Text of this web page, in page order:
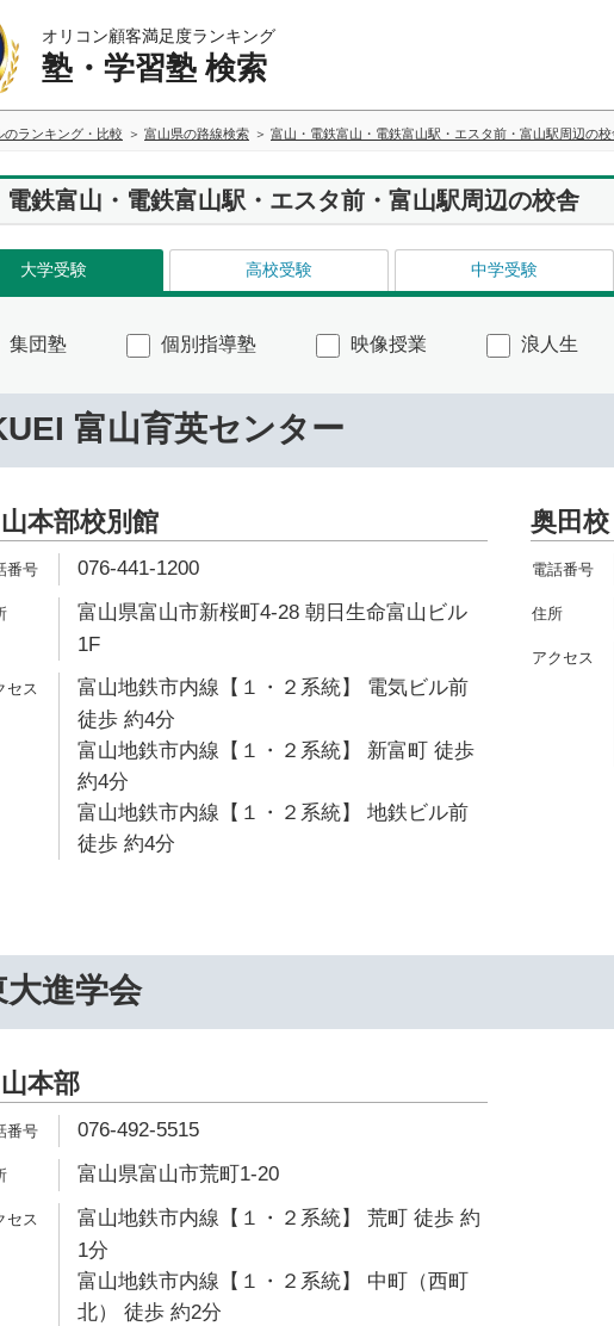
オリコン顧客満足度ランキング
塾・学習塾 検索
のランキング・比較 富山県の路線検索 富山・電鉄富山・電鉄富山駅・エスタ前・富山駅周辺の
電鉄富山・電鉄富山駅・エスタ前・富山駅周辺の校舎
大学受験 高校受験 中学受験
集団塾 個別指導塾 映像授業 浪人生
富山育英センター
本部校別館
076-441-1200
富山県富山市新桜町4-28 朝日生命富山ビル
1F
富山地鉄市内線【１・２系統】 電気ビル前
徒歩 約4分
富山地鉄市内線【１・２系統】 新富町 徒歩
約4分
富山地鉄市内線【１・２系統】 地鉄ビル前
徒歩 約4分
奥田校
大進学会
本部
076-492-5515
富山県富山市荒町1-20
富山地鉄市内線【１・２系統】 荒町 徒歩 約
1分
富山地鉄市内線【１・２系統】 中町（西町
北） 徒歩 約2分